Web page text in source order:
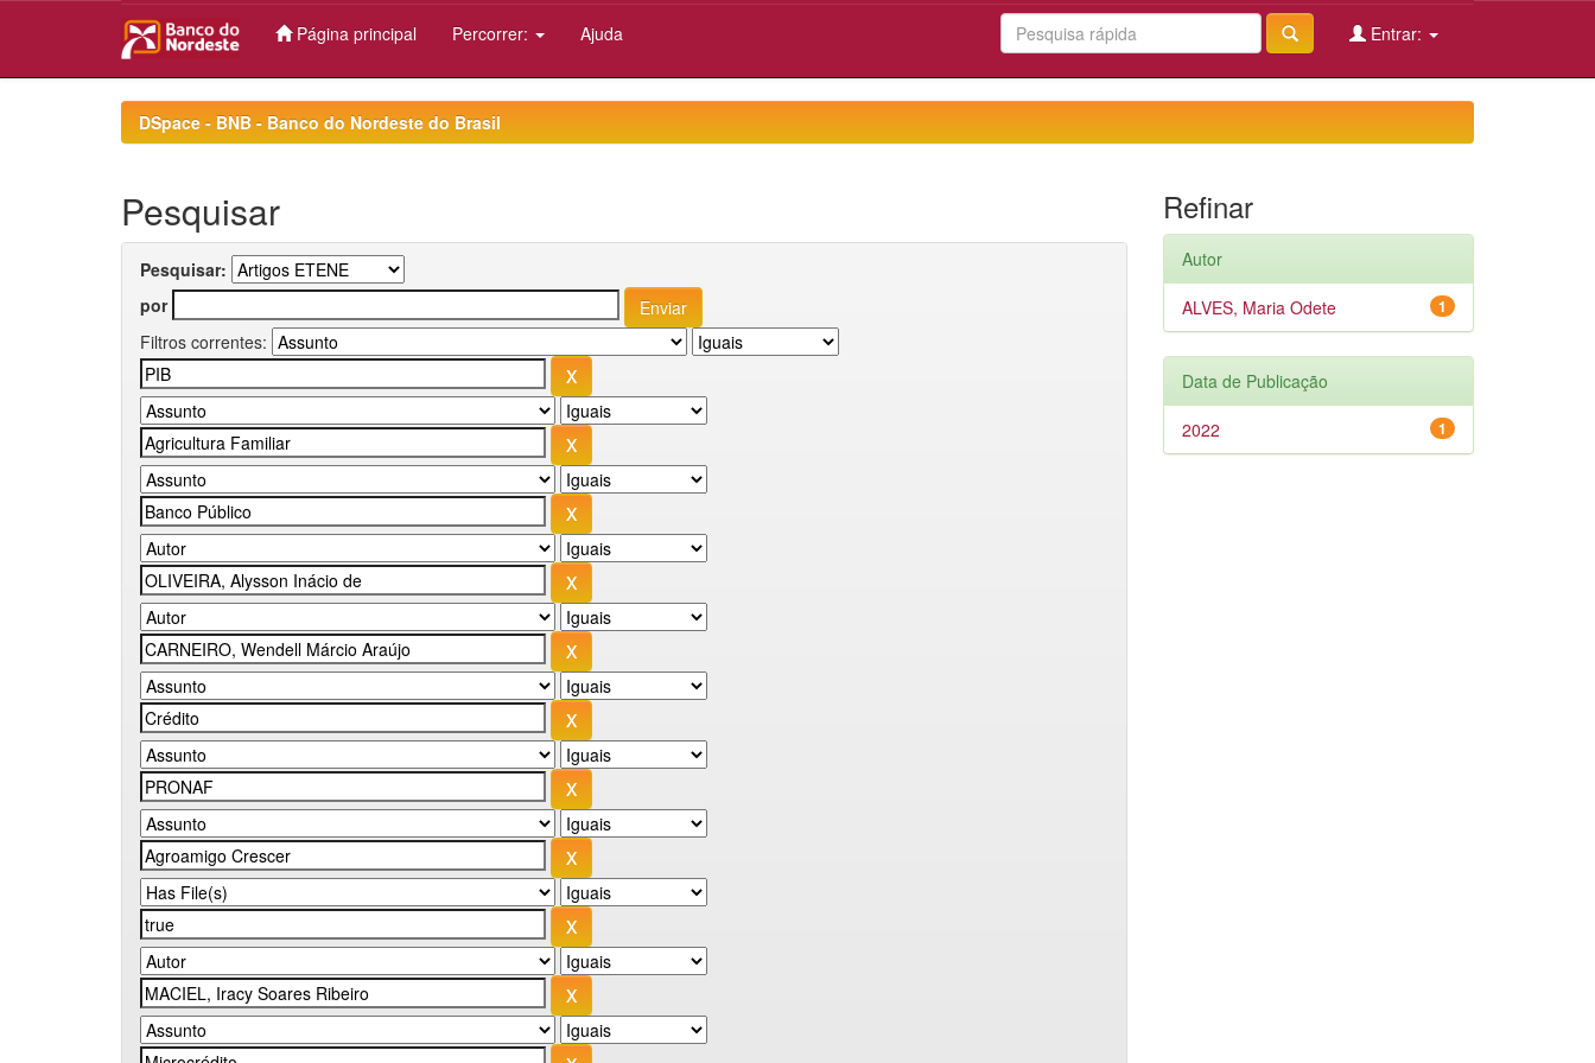
Página principal Percorrer: Ajuda Entrar:
DSpace - BNB - Banco do Nordeste do Brasil
Pesquisar
Pesquisar:
por
Filtros correntes:
Refinar
Autor
1
ALVES, Maria Odete
Data de Publicação
1
2022